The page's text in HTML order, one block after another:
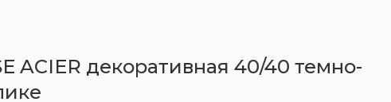
ACIER декоративная 40/40 темно-